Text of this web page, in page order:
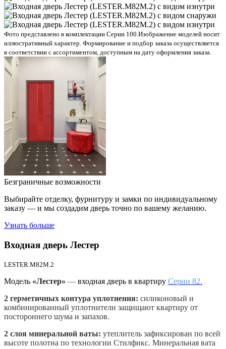
Фото представлено в комплектации Серии 100.Изображение моделей носит
иллюстративный характер. Формирование и подбор заказа осуществляется
в соответствии с ассортиментом, доступным на дату оформления заказа.
Безграничные возможности
Выбирайте отделку, фурнитуру и замки по индивидуальному
заказу — и мы создадим дверь точно по вашему желанию.
Узнать больше
Входная дверь Лестер
LESTER.M82M.2
Модель «Лестер» — входная дверь в квартиру Серии 82.
2 герметичных контура уплотнения: силиконовый и
комбинированный уплотнители защищают квартиру от
постороннего шума и запахов.
2 слоя минеральной ваты: утеплитель зафиксирован по всей
высоте полотна по технологии Стилфикс. Минеральная вата